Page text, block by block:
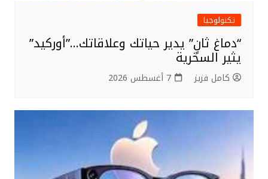
تكنولوجيا
“دماغ ثانٍ” يدير حياتك وعلاقاتك…”أوركيد”
يثير السخرية
كامل فزيز 7 أغسطس 2026